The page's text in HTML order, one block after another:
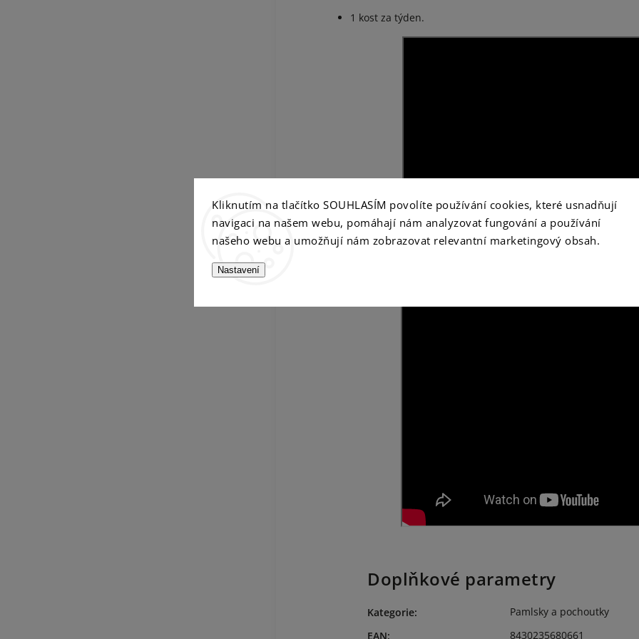
Kliknutím na tlačítko SOUHLASÍM povolíte používání cookies, které usnadňují
navigaci na našem webu, pomáhají nám analyzovat fungování a používání
našeho webu a umožňují nám zobrazovat relevantní marketingový obsah.
Nastavení
1 kost za týden.
Doplňkové parametry
Kategorie:
Pamlsky a pochoutky
EAN: 8430235680661